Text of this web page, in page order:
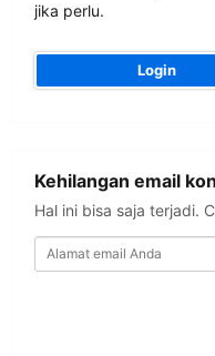
jika perlu.
Login
Kehilangan email
Hal ini bisa saja terjadi.
email
Anda